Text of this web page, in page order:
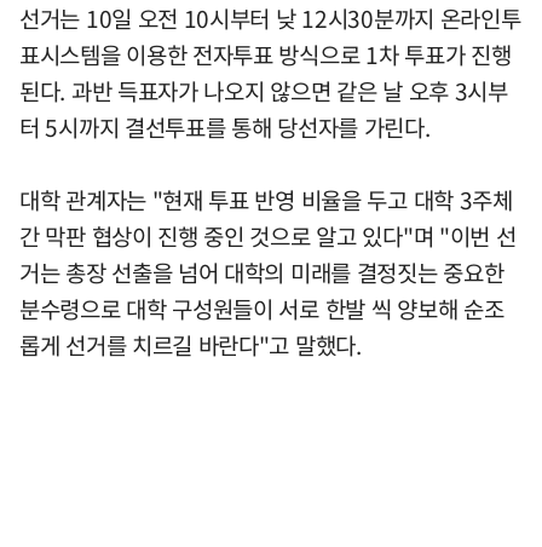
선거는 10일 오전 10시부터 낮 12시30분까지 온라인투
표시스템을 이용한 전자투표 방식으로 1차 투표가 진행
된다. 과반 득표자가 나오지 않으면 같은 날 오후 3시부
터 5시까지 결선투표를 통해 당선자를 가린다.
대학 관계자는 "현재 투표 반영 비율을 두고 대학 3주체
간 막판 협상이 진행 중인 것으로 알고 있다"며 "이번 선
거는 총장 선출을 넘어 대학의 미래를 결정짓는 중요한
분수령으로 대학 구성원들이 서로 한발 씩 양보해 순조
롭게 선거를 치르길 바란다"고 말했다.